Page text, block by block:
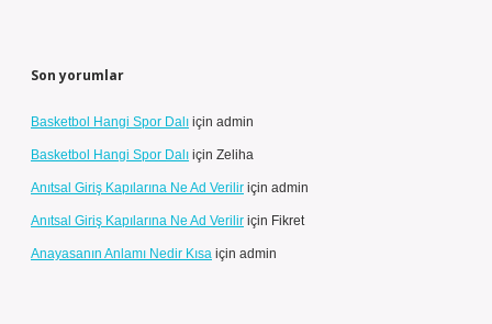
Son yorumlar
Basketbol Hangi Spor Dalı için admin
Basketbol Hangi Spor Dalı için Zeliha
Anıtsal Giriş Kapılarına Ne Ad Verilir için admin
Anıtsal Giriş Kapılarına Ne Ad Verilir için Fikret
Anayasanın Anlamı Nedir Kısa için admin